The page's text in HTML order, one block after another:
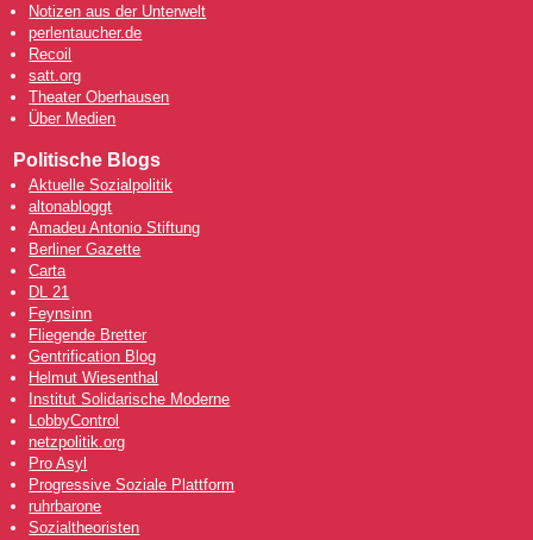
Notizen aus der Unterwelt
perlentaucher.de
Recoil
satt.org
Theater Oberhausen
Über Medien
Politische Blogs
Aktuelle Sozialpolitik
altonabloggt
Amadeu Antonio Stiftung
Berliner Gazette
Carta
DL 21
Feynsinn
Fliegende Bretter
Gentrification Blog
Helmut Wiesenthal
Institut Solidarische Moderne
LobbyControl
netzpolitik.org
Pro Asyl
Progressive Soziale Plattform
ruhrbarone
Sozialtheoristen